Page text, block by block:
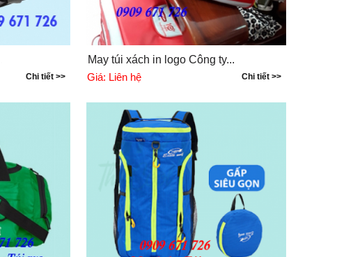
Chi tiết >>
May túi xách in logo Công ty...
Chi tiết >>
Giá: Liên hệ